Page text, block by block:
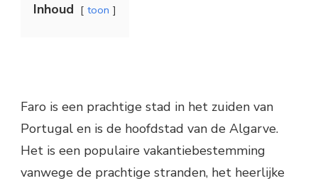
Inhoud toon
Faro is een prachtige stad in het zuiden van
Portugal en is de hoofdstad van de Algarve.
Het is een populaire vakantiebestemming
vanwege de prachtige stranden, het heerlijke